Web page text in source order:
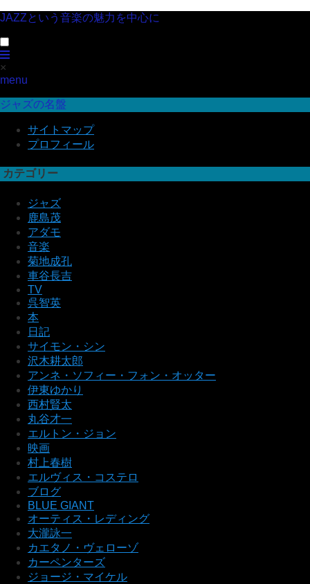
JAZZという音楽の魅力を中心に
×
menu
ジャズの名盤
サイトマップ
プロフィール
カテゴリー
ジャズ
鹿島茂
アダモ
音楽
菊地成孔
車谷長吉
TV
呉智英
本
日記
サイモン・シン
沢木耕太郎
アンネ・ソフィー・フォン・オッター
伊東ゆかり
西村賢太
丸谷才一
エルトン・ジョン
映画
村上春樹
エルヴィス・コステロ
ブログ
BLUE GIANT
オーティス・レディング
大瀧詠一
カエタノ・ヴェローゾ
カーペンターズ
ジョージ・マイケル